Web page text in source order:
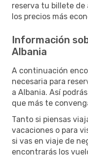
reserva tu billete de
los precios más
Información
Albania
A continuación
necesaria para
a Albania. Así
que más te
Tanto si piensas
vacaciones o para
si vas en viaje de
encontrarás los